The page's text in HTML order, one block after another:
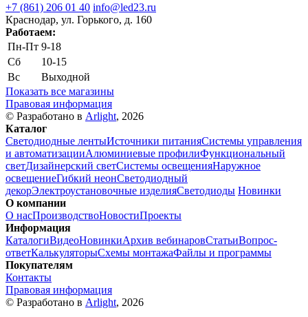
+7 (861) 206 01 40 info@led23.ru
Краснодар, ул. Горького, д. 160
Работаем:
Пн-Пт 9-18
Сб
10-15
Вс
Выходной
Показать все магазины
Правовая информация
© Разработано в Arlight, 2026
Каталог
Светодиодные лентыИсточники питанияСистемы управления
и автоматизацииАлюминиевые профилиФункциональный
светДизайнерский светСистемы освещенияНаружное
освещениеГибкий неонСветодиодный
декорЭлектроустановочные изделияСветодиоды Новинки
О компании
О насПроизводствоНовостиПроекты
Информация
КаталогиВидеоНовинкиАрхив вебинаровСтатьиВопрос-
ответКалькуляторыСхемы монтажаФайлы и программы
Покупателям
Контакты
Правовая информация
© Разработано в Arlight, 2026